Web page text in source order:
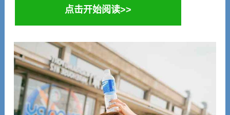
点击开始阅读>>